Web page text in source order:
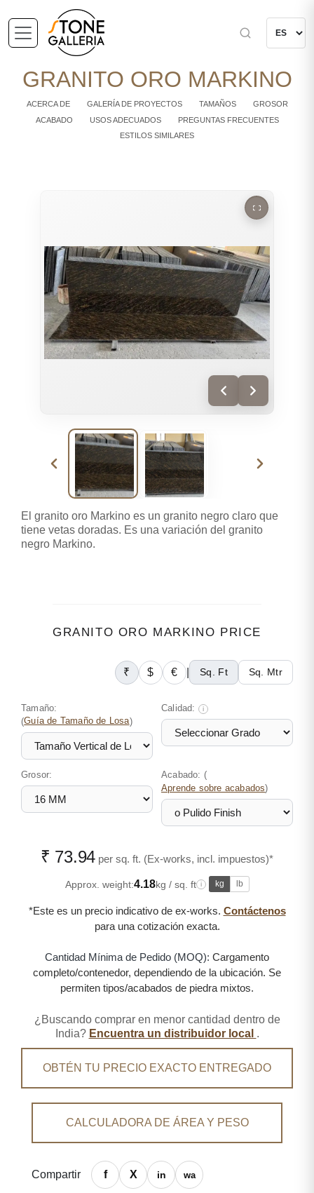
GRANITO ORO MARKINO
ACERCA DE GALERÍA DE PROYECTOS TAMAÑOS
GROSOR
ACABADO
USOS ADECUADOS
PREGUNTAS FRECUENTES
ESTILOS SIMILARES
El granito oro Markino es un granito negro claro que
tiene vetas doradas. Es una variación del granito
negro Markino.
GRANITO ORO MARKINO PRICE
₹ $ € Sq. Ft Sq. Mtr
Tamaño:
(Guía de Tamaño de Losa)
Calidad: i
Grosor: Acabado: (
Aprende sobre acabados)
₹ 73.94 per sq. ft. (Ex-works, incl. impuestos)*
Approx. weight:4.18kg / sq. ft i kg lb
*Este es un precio indicativo de ex-works. Contáctenos
para una cotización exacta.
Cantidad Mínima de Pedido (MOQ): Cargamento
completo/contenedor, dependiendo de la ubicación. Se
permiten tipos/acabados de piedra mixtos.
¿Buscando comprar en menor cantidad dentro de
India? Encuentra un distribuidor local .
OBTÉN TU PRECIO EXACTO ENTREGADO
CALCULADORA DE ÁREA Y PESO
Compartir